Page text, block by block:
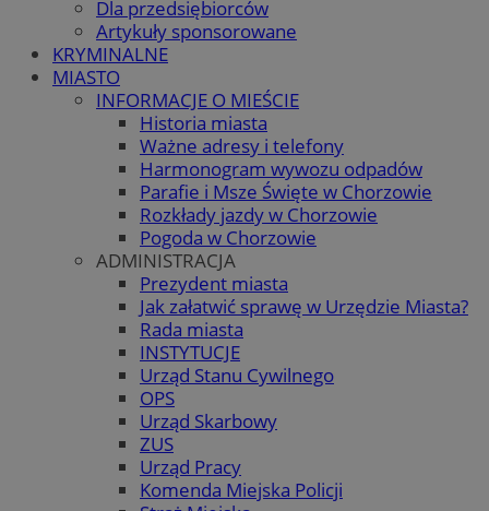
Dla przedsiębiorców
Artykuły sponsorowane
KRYMINALNE
MIASTO
INFORMACJE O MIEŚCIE
Historia miasta
Ważne adresy i telefony
Harmonogram wywozu odpadów
Parafie i Msze Święte w Chorzowie
Rozkłady jazdy w Chorzowie
Pogoda w Chorzowie
ADMINISTRACJA
Prezydent miasta
Jak załatwić sprawę w Urzędzie Miasta?
Rada miasta
INSTYTUCJE
Urząd Stanu Cywilnego
OPS
Urząd Skarbowy
ZUS
Urząd Pracy
Komenda Miejska Policji